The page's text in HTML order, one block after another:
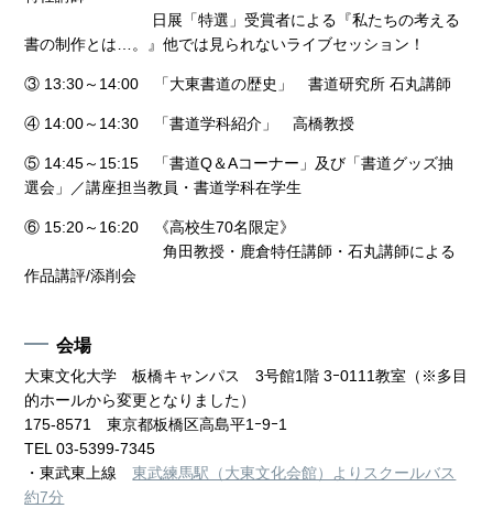
日展「特選」受賞者による『私たちの考える
書の制作とは…。』他では見られないライブセッション！
③ 13:30～14:00 「大東書道の歴史」 書道研究所 石丸講師
④ 14:00～14:30 「書道学科紹介」 高橋教授
⑤ 14:45～15:15 「書道Q＆Aコーナー」及び「書道グッズ抽
選会」／講座担当教員・書道学科在学生
⑥ 15:20～16:20 《高校生70名限定》
角田教授・鹿倉特任講師・石丸講師による
作品講評/添削会
会場
大東文化大学 板橋キャンパス 3号館1階 3ｰ0111教室（※多目
的ホールから変更となりました）
175-8571 東京都板橋区高島平1ｰ9ｰ1
TEL 03-5399-7345
・東武東上線東武練馬駅（大東文化会館）よりスクールバス
約7分